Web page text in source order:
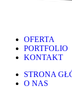
OFERTA
PORTFOLIO
KONTAKT
STRONA
O NAS